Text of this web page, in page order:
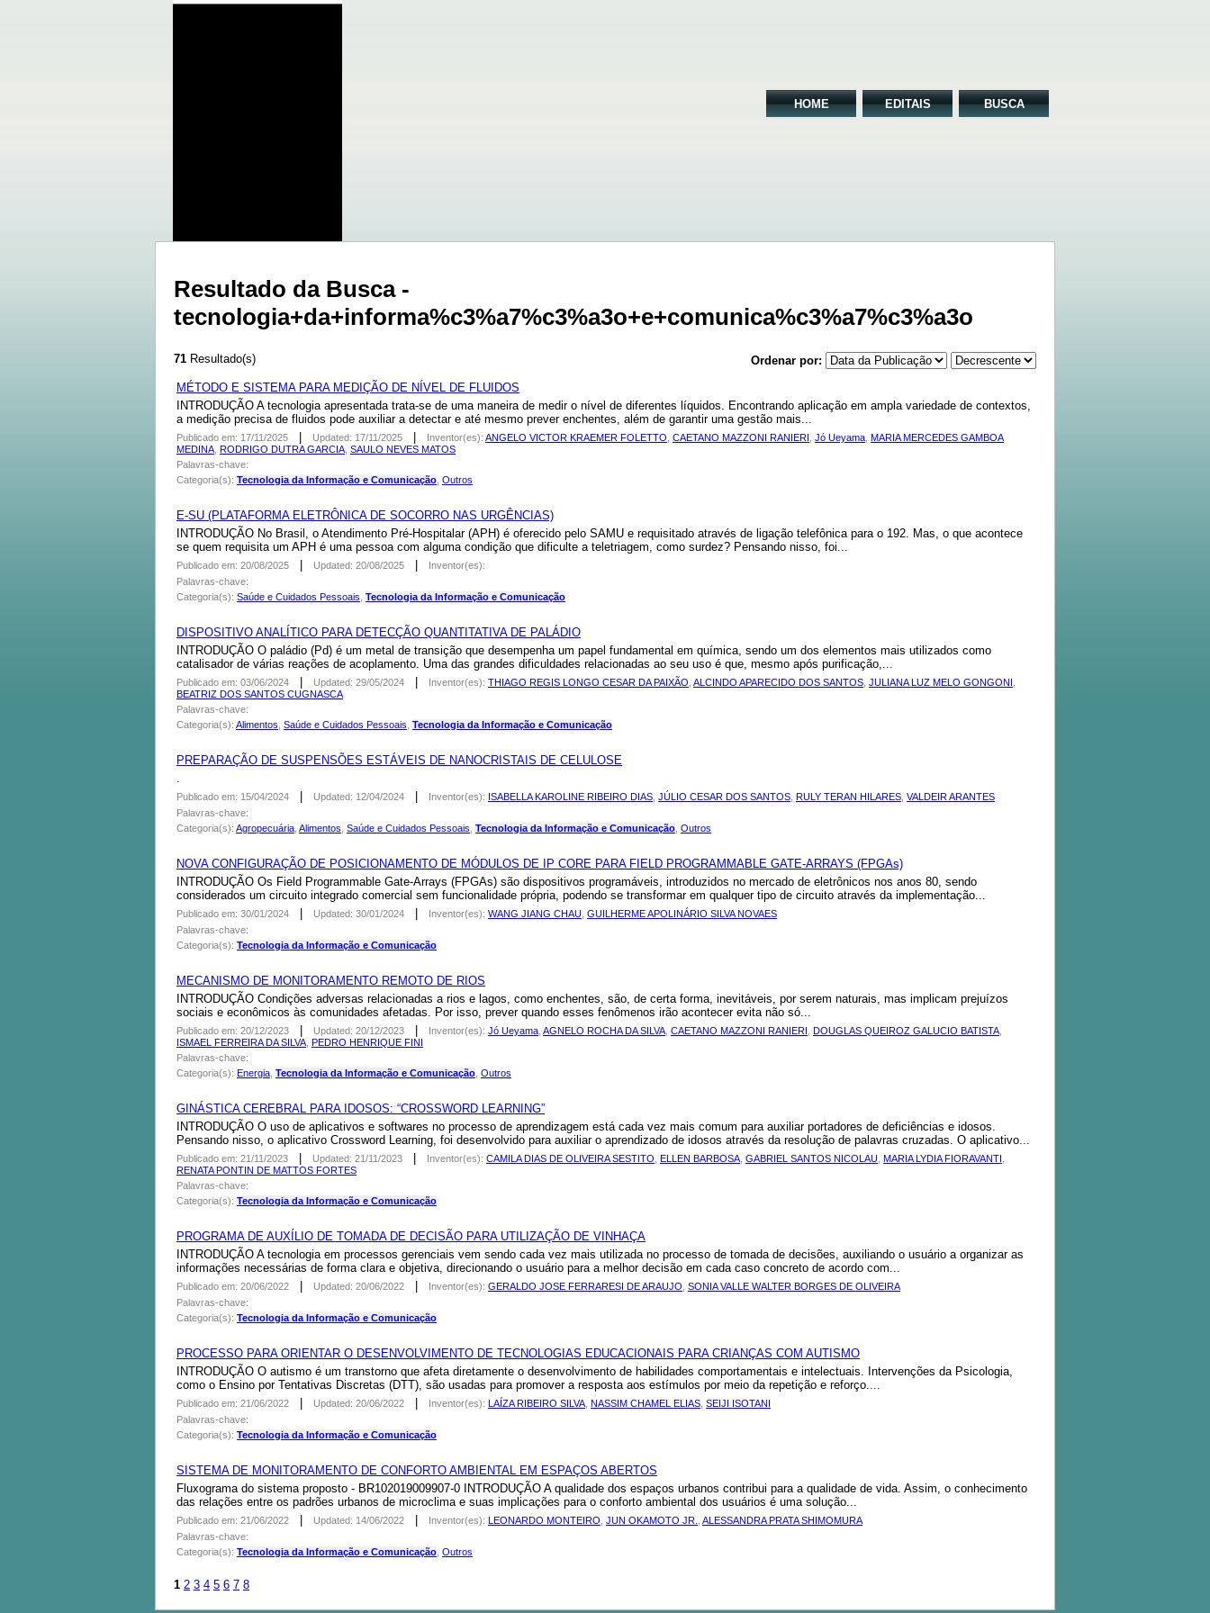
HOME EDITAIS BUSCA
Resultado da Busca -
tecnologia+da+informa%c3%a7%c3%a3o+e+comunica%c3%a7%c3%a3o
71 Resultado(s)
Ordenar por:
MÉTODO E SISTEMA PARA MEDIÇÃO DE NÍVEL DE FLUIDOS
INTRODUÇÃO A tecnologia apresentada trata-se de uma maneira de medir o nível de diferentes líquidos. Encontrando aplicação em ampla variedade de contextos,
a medição precisa de fluidos pode auxiliar a detectar e até mesmo prever enchentes, além de garantir uma gestão mais...
Publicado em: 17/11/2025 Updated: 17/11/2025 Inventor(es): ANGELO VICTOR KRAEMER FOLETTO CAETANO MAZZONI RANIERI Jó Ueyama MARIA MERCEDES GAMBOA
MEDINA RODRIGO DUTRA GARCIA SAULO NEVES MATOS
Palavras-chave:
Categoria(s): Tecnologia da Informação e Comunicação Outros
E-SU (PLATAFORMA ELETRÔNICA DE SOCORRO NAS URGÊNCIAS)
INTRODUÇÃO No Brasil, o Atendimento Pré-Hospitalar (APH) é oferecido pelo SAMU e requisitado através de ligação telefônica para o 192. Mas, o que acontece
se quem requisita um APH é uma pessoa com alguma condição que dificulte a teletriagem, como surdez? Pensando nisso, foi...
Publicado em: 20/08/2025 Updated: 20/08/2025
Inventor(es):
Palavras-chave:
Categoria(s): Saúde e Cuidados Pessoais Tecnologia da Informação e Comunicação
DISPOSITIVO ANALÍTICO PARA DETECÇÃO QUANTITATIVA DE PALÁDIO
INTRODUÇÃO O paládio (Pd) é um metal de transição que desempenha um papel fundamental em química, sendo um dos elementos mais utilizados como
catalisador de várias reações de acoplamento. Uma das grandes dificuldades relacionadas ao seu uso é que, mesmo após purificação,...
Publicado em: 03/06/2024 Updated: 29/05/2024 Inventor(es): THIAGO REGIS LONGO CESAR DA PAIXÃO ALCINDO APARECIDO DOS SANTOS JULIANA LUZ MELO GONGONI
BEATRIZ DOS SANTOS CUGNASCA
Palavras-chave:
Categoria(s): Alimentos Saúde e Cuidados Pessoais Tecnologia da Informação e Comunicação
PREPARAÇÃO DE SUSPENSÕES ESTÁVEIS DE NANOCRISTAIS DE CELULOSE
Publicado em: 15/04/2024 Updated: 12/04/2024 Inventor(es): ISABELLA KAROLINE RIBEIRO DIAS JÚLIO CESAR DOS SANTOS RULY TERAN HILARES VALDEIR ARANTES
Palavras-chave:
Categoria(s): Agropecuária Alimentos Saúde e Cuidados Pessoais Tecnologia da Informação e Comunicação Outros
NOVA CONFIGURAÇÃO DE POSICIONAMENTO DE MÓDULOS DE IP CORE PARA FIELD PROGRAMMABLE GATE-ARRAYS (FPGAs)
INTRODUÇÃO Os Field Programmable Gate-Arrays (FPGAs) são dispositivos programáveis, introduzidos no mercado de eletrônicos nos anos 80, sendo
considerados um circuito integrado comercial sem funcionalidade própria, podendo se transformar em qualquer tipo de circuito através da implementação...
Publicado em: 30/01/2024 Updated: 30/01/2024 Inventor(es): WANG JIANG CHAU GUILHERME APOLINÁRIO SILVA NOVAES
Palavras-chave:
Categoria(s): Tecnologia da Informação e Comunicação
MECANISMO DE MONITORAMENTO REMOTO DE RIOS
INTRODUÇÃO Condições adversas relacionadas a rios e lagos, como enchentes, são, de certa forma, inevitáveis, por serem naturais, mas implicam prejuízos
sociais e econômicos às comunidades afetadas. Por isso, prever quando esses fenômenos irão acontecer evita não só...
Publicado em: 20/12/2023 Updated: 20/12/2023 Inventor(es): Jó Ueyama AGNELO ROCHA DA SILVA CAETANO MAZZONI RANIERI DOUGLAS QUEIROZ GALUCIO BATISTA
ISMAEL FERREIRA DA SILVA PEDRO HENRIQUE FINI
Palavras-chave:
Categoria(s): Energia Tecnologia da Informação e Comunicação Outros
GINÁSTICA CEREBRAL PARA IDOSOS: “CROSSWORD LEARNING”
INTRODUÇÃO O uso de aplicativos e softwares no processo de aprendizagem está cada vez mais comum para auxiliar portadores de deficiências e idosos.
Pensando nisso, o aplicativo Crossword Learning, foi desenvolvido para auxiliar o aprendizado de idosos através da resolução de palavras cruzadas. O aplicativo...
Publicado em: 21/11/2023 Updated: 21/11/2023 Inventor(es): CAMILA DIAS DE OLIVEIRA SESTITO ELLEN BARBOSA GABRIEL SANTOS NICOLAU MARIA LYDIA FIORAVANTI
RENATA PONTIN DE MATTOS FORTES
Palavras-chave:
Categoria(s): Tecnologia da Informação e Comunicação
PROGRAMA DE AUXÍLIO DE TOMADA DE DECISÃO PARA UTILIZAÇÃO DE VINHAÇA
­INTRODUÇÃO A tecnologia em processos gerenciais vem sendo cada vez mais utilizada no processo de tomada de decisões, auxiliando o usuário a organizar as
informações necessárias de forma clara e objetiva, direcionando o usuário para a melhor decisão em cada caso concreto de acordo com...
Publicado em: 20/06/2022 Updated: 20/06/2022 Inventor(es): GERALDO JOSE FERRARESI DE ARAUJO SONIA VALLE WALTER BORGES DE OLIVEIRA
Palavras-chave:
Categoria(s): Tecnologia da Informação e Comunicação
PROCESSO PARA ORIENTAR O DESENVOLVIMENTO DE TECNOLOGIAS EDUCACIONAIS PARA CRIANÇAS COM AUTISMO
­INTRODUÇÃO O autismo é um transtorno que afeta diretamente o desenvolvimento de habilidades comportamentais e intelectuais. Intervenções da Psicologia,
como o Ensino por Tentativas Discretas (DTT), são usadas para promover a resposta aos estímulos por meio da repetição e reforço....
Publicado em: 21/06/2022 Updated: 20/06/2022 Inventor(es): LAÍZA RIBEIRO SILVA NASSIM CHAMEL ELIAS SEIJI ISOTANI
Palavras-chave:
Categoria(s): Tecnologia da Informação e Comunicação
SISTEMA DE MONITORAMENTO DE CONFORTO AMBIENTAL EM ESPAÇOS ABERTOS
Fluxograma do sistema proposto - BR102019009907-0 INTRODUÇÃO A qualidade dos espaços urbanos contribui para a qualidade de vida. Assim, o conhecimento
das relações entre os padrões urbanos de microclima e suas implicações para o conforto ambiental dos usuários é uma solução...
Publicado em: 21/06/2022 Updated: 14/06/2022 Inventor(es): LEONARDO MONTEIRO JUN OKAMOTO JR.
ALESSANDRA PRATA SHIMOMURA
Palavras-chave:
Categoria(s): Tecnologia da Informação e Comunicação Outros
1 2 3 4 5 6 7 8